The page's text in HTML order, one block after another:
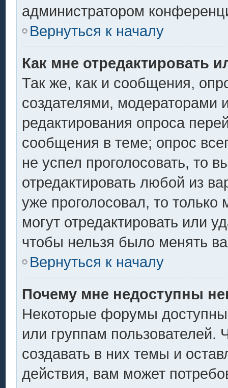
администратором
Вернуться к началу
Как мне отредактировать
Так же, как и сообщения,
создателями, модераторами
редактирования опроса
сообщения в теме; опрос
не успел проголосовать, то
отредактировать любой из
уже проголосовал, то
могут отредактировать или
чтобы нельзя было менять
Вернуться к началу
Почему мне недоступны
Некоторые форумы
или группам
создавать в них темы и
действия, вам может